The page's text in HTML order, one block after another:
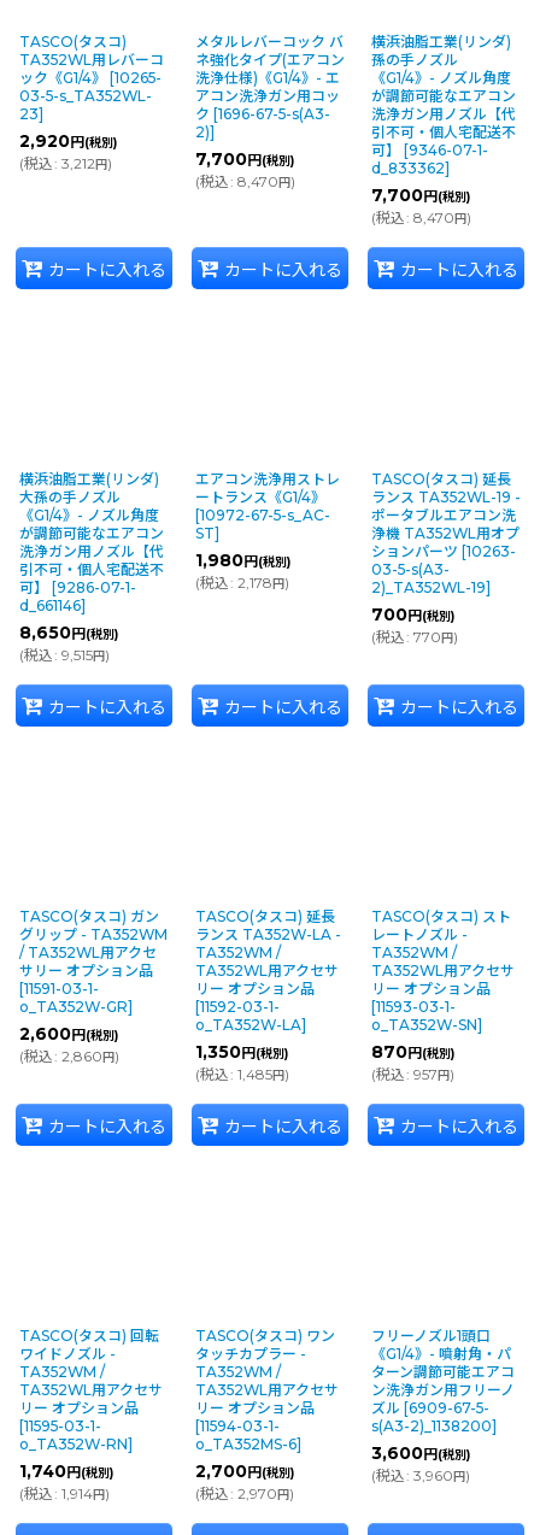
TASCO(タスコ)
TA352WL用レバーコ
ック《G1/4》
[10265-
03-5-s_TA352WL-
23]
2,920円 (税別)
(税込: 3,212円)
カートに入れる
メタルレバーコック バ
ネ強化タイプ(エアコン
洗浄仕様)《G1/4》- エ
アコン洗浄ガン用コッ
ク [1696-67-5-s(A3-
2)]
7,700円 (税別)
(税込: 8,470 円)
カートに入れる
横浜油脂工業(リンダ)
孫の手ノズル
《G1/4》- ノズル角度
が調節可能なエアコン
洗浄ガン用ノズル【代
引不可・個人宅配送不
可】
[9346-07-1-
d_833362]
7,700円 (税別)
(税込: 8,470 円)
カートに入れる
横浜油脂工業(リンダ)
大孫の手ノズル
《G1/4》- ノズル角度
が調節可能なエアコン
洗浄ガン用ノズル【代
引不可・個人宅配送不
可】
[9286-07-1-
d_661146]
8,650円 (税別)
(税込: 9,515円)
カートに入れる
エアコン洗浄用ストレ
ートランス《G1/4》
[10972-67-5-s_AC-
ST]
1,980円 (税別)
(税込: 2,178 円)
カートに入れる
TASCO(タスコ) 延長
ランス TA352WL-19 -
ポータブルエアコン洗
浄機 TA352WL用オプ
ションパーツ [10263-
03-5-s(A3-
2)_TA352WL-19]
700円 (税別)
(税込: 770 円)
カートに入れる
TASCO(タスコ) ガン
グリップ - TA352WM
/ TA352WL用アクセ
サリー オプション品
[11591-03-1-
o_TA352W-GR]
2,600円 (税別)
(税込: 2,860 円)
カートに入れる
TASCO(タスコ) 延長
ランス TA352W-LA -
TA352WM /
TA352WL用アクセサ
リー オプション品
[11592-03-1-
o_TA352W-LA]
1,350円 (税別)
(税込: 1,485円)
カートに入れる
TASCO(タスコ) スト
レートノズル -
TA352WM /
TA352WL用アクセサ
リー オプション品
[11593-03-1-
o_TA352W-SN]
870円 (税別)
(税込: 957 円)
カートに入れる
TASCO(タスコ) 回転
ワイドノズル -
TA352WM /
TA352WL用アクセサ
リー オプション品
[11595-03-1-
o_TA352W-RN]
1,740円 (税別)
(税込: 1,914円)
TASCO(タスコ) ワン
タッチカプラー -
TA352WM /
TA352WL用アクセサ
リー オプション品
[11594-03-1-
o_TA352MS-6]
2,700円 (税別)
(税込: 2,970 円)
フリーノズル1頭口
《G1/4》- 噴射角・パ
ターン調節可能エアコ
ン洗浄ガン用フリーノ
ズル [6909-67-5-
s(A3-2)_1138200]
3,600円 (税別)
(税込: 3,960 円)